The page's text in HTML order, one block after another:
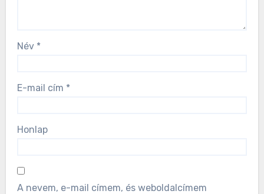
Név *
E-mail cím *
Honlap
A nevem, e-mail címem, és weboldalcímem